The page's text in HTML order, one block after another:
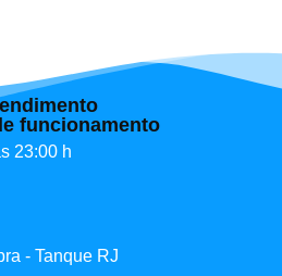
funcionamento
23:00 h
- Tanque RJ